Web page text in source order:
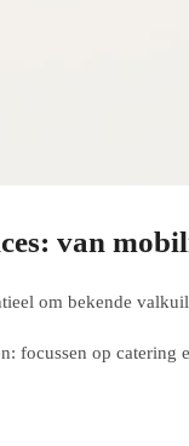
van
om bekende
focussen op